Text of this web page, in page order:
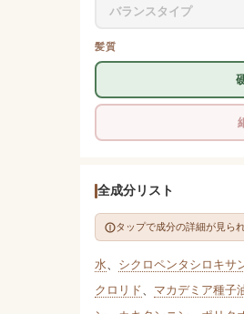
バランスタイプ
髪質
全成分リスト
タップで成分の詳細が見ら
水、 シクロペンタシロキサ
クロリド、 マカデミア種子